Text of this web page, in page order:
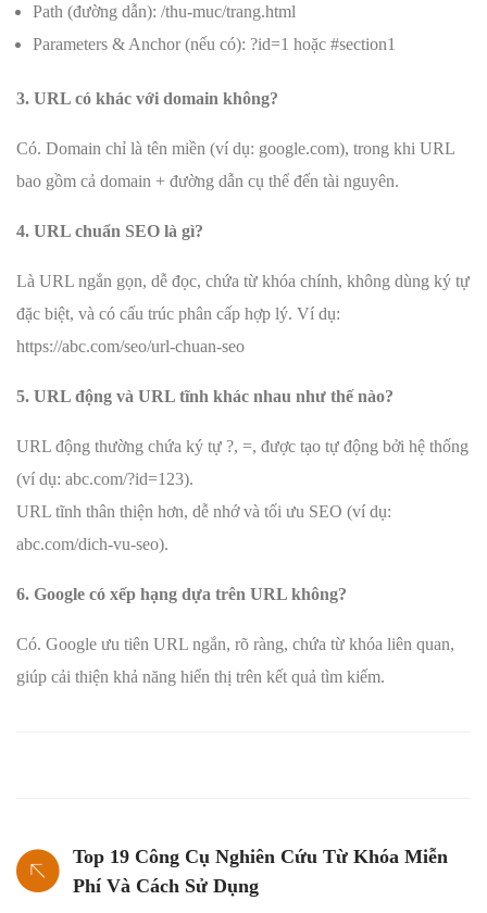
Path (đường dẫn): /thu-muc/trang.html
Parameters & Anchor (nếu có): ?id=1 hoặc #section1
3. URL có khác với domain không?
Có. Domain chỉ là tên miền (ví dụ: google.com), trong khi URL
bao gồm cả domain + đường dẫn cụ thể đến tài nguyên.
4. URL chuẩn SEO là gì?
Là URL ngắn gọn, dễ đọc, chứa từ khóa chính, không dùng ký tự
đặc biệt, và có cấu trúc phân cấp hợp lý. Ví dụ:
https://abc.com/seo/url-chuan-seo
5. URL động và URL tĩnh khác nhau như thế nào?
URL động thường chứa ký tự ?, =, được tạo tự động bởi hệ thống
(ví dụ: abc.com/?id=123).
URL tĩnh thân thiện hơn, dễ nhớ và tối ưu SEO (ví dụ:
abc.com/dich-vu-seo).
6. Google có xếp hạng dựa trên URL không?
Có. Google ưu tiên URL ngắn, rõ ràng, chứa từ khóa liên quan,
giúp cải thiện khả năng hiển thị trên kết quả tìm kiếm.
Top 19 Công Cụ Nghiên Cứu Từ Khóa Miễn
Phí Và Cách Sử Dụng